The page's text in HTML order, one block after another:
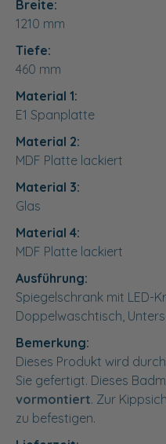
Breite:
1210 mm
Tiefe:
460 mm
Material 1:
E1 Spanplatte
Material 2:
MDF Platte lackiert
Material 3:
Glas
Material 4:
MDF Platte lackiert
Ausführung:
Spiegelschrank mit LED-
Doppelwaschtisch,
Bemerkung:
Dieses Produkt wird
Sie gefertigt. Dieses
vormontiert. Zur
zu befestigen.